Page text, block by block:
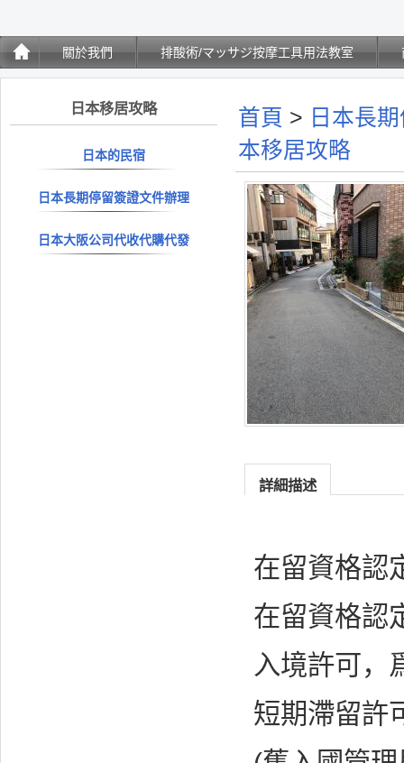
關於我們 排酸術/マッサジ按摩工具用法教室
日本移居攻略
日本的民宿
日本長期停留簽證文件辦理
日本大阪公司代收代購代發
首頁 > 日本長
本移居攻略
詳細描述
在留資格認
在留資格認
入境許可，
短期滯留許